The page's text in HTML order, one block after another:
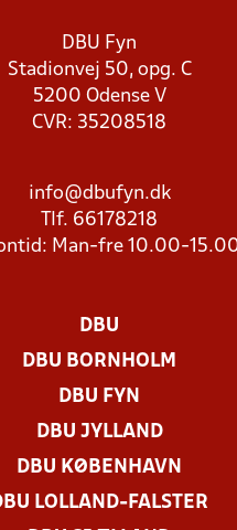
DBU Fyn
Stadionvej 50, opg. C
5200 Odense V
CVR: 35208518
info@dbufyn.dk
Tlf. 66178218
Man-fre 10.00-
DBU
DBU BORNHOLM
DBU FYN
DBU JYLLAND
DBU KØBENHAVN
LOLLAND-FALSTER